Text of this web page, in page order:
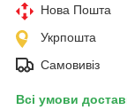
Нова Пошта
Укрпошта
Самовивіз
Всі умови